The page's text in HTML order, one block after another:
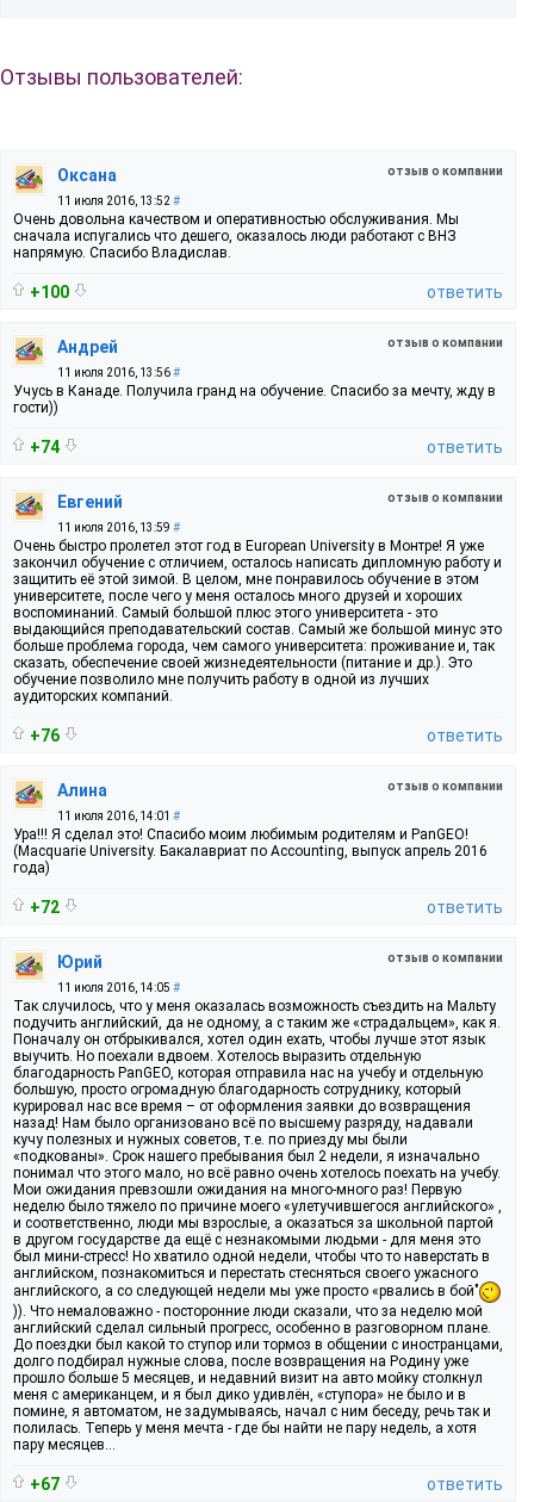
Отзывы пользователей:
отзыв о компании
Оксана
11 июля 2016, 13:52 #
Очень довольна качеством и оперативностью обслуживания. Мы
сначала испугались что дешего, оказалось люди работают с ВНЗ
напрямую. Спасибо Владислав.
+100 ответить
отзыв о компании
Андрей
11 июля 2016, 13:56#
Учусь в Канаде. Получила гранд на обучение. Спасибо за мечту, жду в
гости))
+74 ответить
отзыв о компании
Евгений
11 июля 2016, 13:59 #
Очень быстро пролетел этот год в European University в Монтре! Я уже
закончил обучение с отличием, осталось написать дипломную работу и
защитить её этой зимой. В целом, мне понравилось обучение в этом
университете, после чего у меня осталось много друзей и хороших
воспоминаний. Самый большой плюс этого университета - это
выдающийся преподавательский состав. Самый же большой минус это
больше проблема города, чем самого университета: проживание и, так
сказать, обеспечение своей жизнедеятельности (питание и др.). Это
обучение позволило мне получить работу в одной из лучших
аудиторских компаний.
+76 ответить
отзыв о компании
Алина
11 июля 2016, 14:01 #
Ура!!! Я сделал это! Спасибо моим любимым родителям и PanGEO!
(Macquarie University. Бакалавриат по Accounting, выпуск апрель 2016
года)
+72 ответить
отзыв о компании
Юрий
11 июля 2016, 14:05 #
Так случилось, что у меня оказалась возможность съездить на Мальту
подучить английский, да не одному, а с таким же «страдальцем», как я.
Поначалу он отбрыкивался, хотел один ехать, чтобы лучше этот язык
выучить. Но поехали вдвоем. Хотелось выразить отдельную
благодарность PanGEO, которая отправила нас на учебу и отдельную
большую, просто огромадную благодарность сотруднику, который
курировал нас все время – от оформления заявки до возвращения
назад! Нам было организовано всё по высшему разряду, надавали
кучу полезных и нужных советов, т.е. по приезду мы были
«подкованы». Срок нашего пребывания был 2 недели, я изначально
понимал что этого мало, но всё равно очень хотелось поехать на учебу.
Мои ожидания превзошли ожидания на много-много раз! Первую
неделю было тяжело по причине моего «улетучившегося английского» ,
и соответственно, люди мы взрослые, а оказаться за школьной партой
в другом государстве да ещё с незнакомыми людьми - для меня это
был мини-стресс! Но хватило одной недели, чтобы что то наверстать в
английском, познакомиться и перестать стесняться своего ужасного
английского, а со следующей недели мы уже просто «рвались в бой"
)). Что немаловажно - посторонние люди сказали, что за неделю мой
английский сделал сильный прогресс, особенно в разговорном плане.
До поездки был какой то ступор или тормоз в общении с иностранцами,
долго подбирал нужные слова, после возвращения на Родину уже
прошло больше 5 месяцев, и недавний визит на авто мойку столкнул
меня с американцем, и я был дико удивлён, «ступора» не было и в
помине, я автоматом, не задумываясь, начал с ним беседу, речь так и
полилась. Теперь у меня мечта - где бы найти не пару недель, а хотя
пару месяцев...
+67 ответить